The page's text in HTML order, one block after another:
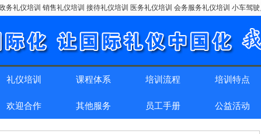
务礼仪培训 销售礼仪培训 接待礼仪培训 医务礼仪培训 会务服务礼仪培训 小车驾
礼仪培训 课程体系 培训流程 培训特点
欢迎合作 其他服务 员工手册 公益活动